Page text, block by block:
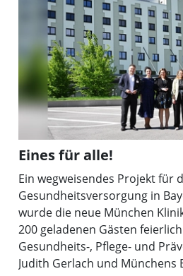
Eines für alle!
Ein wegweisendes Projekt für
Gesundheitsversorgung in
wurde die neue München
200 geladenen Gästen
Gesundheits-, Pflege- und
Judith Gerlach und Münchens